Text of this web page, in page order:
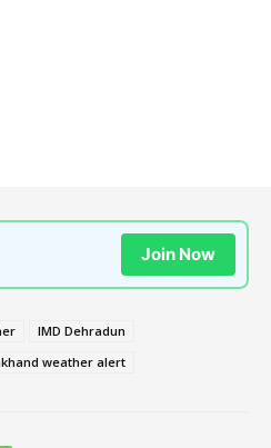
Join Now
IMD Dehradun
weather alert